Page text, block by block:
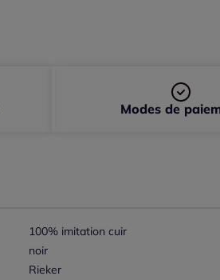
100% imitation cuir
noir
Rieker
Modes de